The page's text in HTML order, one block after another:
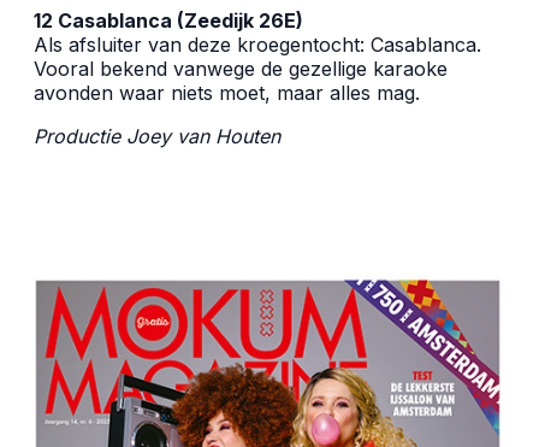
12 Casablanca (Zeedijk 26E)
Als afsluiter van deze kroegentocht: Casablanca.
Vooral bekend vanwege de gezellige karaoke
avonden waar niets moet, maar alles mag.
Productie Joey van Houten